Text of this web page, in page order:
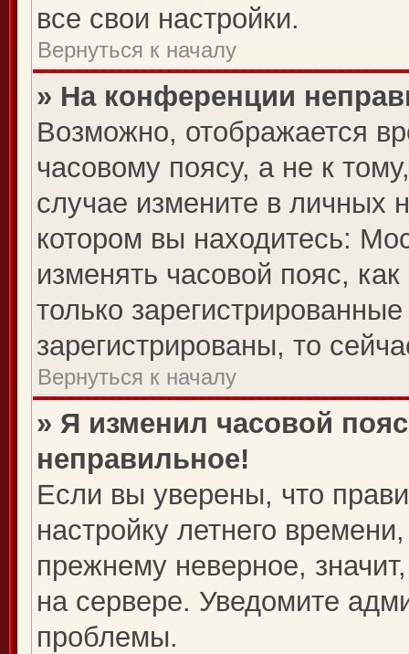
все свои настройки.
Вернуться к началу
» На конференции
Возможно, отображается
часовому поясу, а не к
случае измените в личных
котором вы находитесь:
изменять часовой пояс,
только
зарегистрированы, то
Вернуться к началу
» Я изменил часовой
неправильное!
Если вы уверены, что
настройку летнего
прежнему неверное,
на сервере. Уведомите
проблемы.